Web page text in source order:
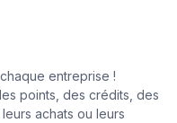
entreprise !
points, des crédits, des
achats ou leurs